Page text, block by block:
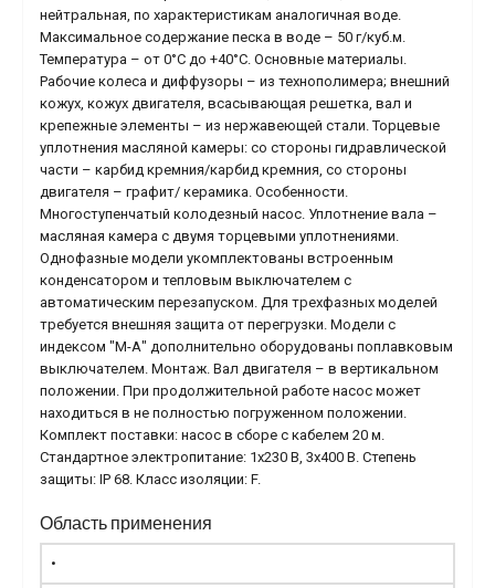
нейтральная, по характеристикам аналогичная воде.
Максимальное содержание песка в воде – 50 г/куб.м.
Температура – от 0°С до +40°С. Основные материалы.
Рабочие колеса и диффузоры – из технополимера; внешний
кожух, кожух двигателя, всасывающая решетка, вал и
крепежные элементы – из нержавеющей стали. Торцевые
уплотнения масляной камеры: со стороны гидравлической
части – карбид кремния/карбид кремния, со стороны
двигателя – графит/ керамика. Особенности.
Многоступенчатый колодезный насос. Уплотнение вала –
масляная камера с двумя торцевыми уплотнениями.
Однофазные модели укомплектованы встроенным
конденсатором и тепловым выключателем с
автоматическим перезапуском. Для трехфазных моделей
требуется внешняя защита от перегрузки. Модели с
индексом "М-А" дополнительно оборудованы поплавковым
выключателем. Монтаж. Вал двигателя – в вертикальном
положении. При продолжительной работе насос может
находиться в не полностью погруженном положении.
Комплект поставки: насос в сборе с кабелем 20 м.
Стандартное электропитание: 1x230 В, 3x400 В. Степень
защиты: IP 68. Класс изоляции: F.
Область применения
•